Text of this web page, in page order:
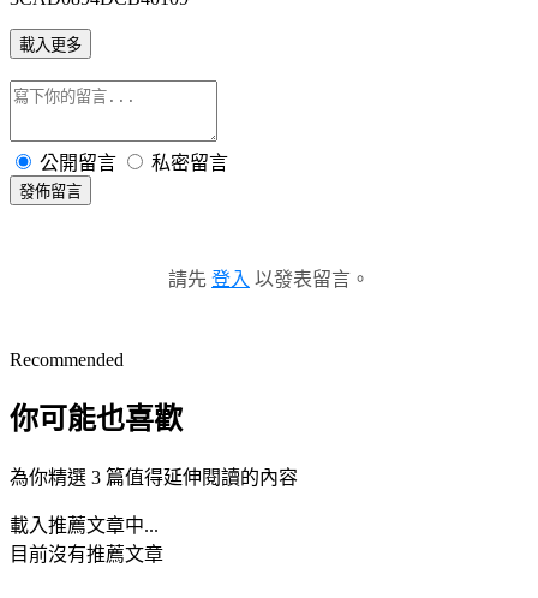
載入更多
公開留言 私密留言
發佈留言
請先 登入 以發表留言。
Recommended
你可能也喜歡
為你精選 3 篇值得延伸閱讀的內容
載入推薦文章中...
目前沒有推薦文章